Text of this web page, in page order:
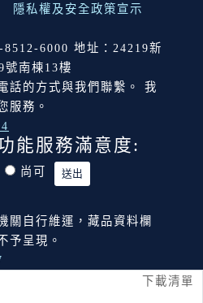
下載清單
隱私權及安全政策宣示
6000 地址：24219新
號南棟13樓
話的方式與我們聯繫。 我
服務。
能服務滿意度:
尚可
關自行維運，藏品資料欄
予呈現。